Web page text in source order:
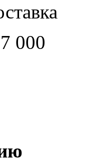
000